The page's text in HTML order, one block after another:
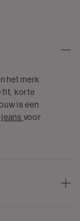
het merk
fit, korte
is een
jeans voor